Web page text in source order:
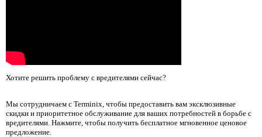
Хотите решить проблему с вредителями сейчас?
Мы сотрудничаем с Terminix, чтобы предоставить вам эксклюзивные
скидки и приоритетное обслуживание для ваших потребностей в борьбе с
вредителями. Нажмите, чтобы получить бесплатное мгновенное ценовое
предложение.